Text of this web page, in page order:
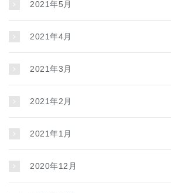
2021年5月
2021年4月
2021年3月
2021年2月
2021年1月
2020年12月